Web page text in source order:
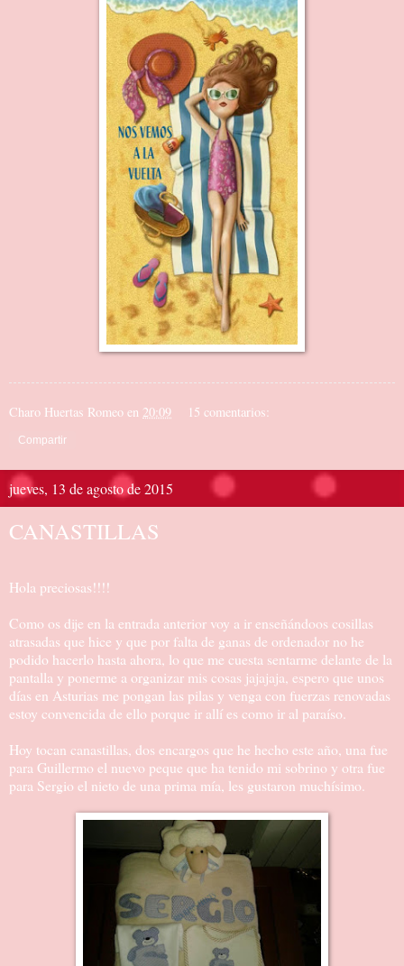
Charo Huertas Romeo en 20:09 15 comentarios:
Compartir
jueves, 13 de agosto de 2015
CANASTILLAS
Hola preciosas!!!!
Como os dije en la entrada anterior voy a ir enseñándoos cosillas
atrasadas que hice y que por falta de ganas de ordenador no he
podido hacerlo hasta ahora, lo que me cuesta sentarme delante de la
pantalla y ponerme a organizar mis cosas jajajaja, espero que unos
días en Asturias me pongan las pilas y venga con fuerzas renovadas
estoy convencida de ello porque ir allí es como ir al paraíso.
Hoy tocan canastillas, dos encargos que he hecho este año, una fue
para Guillermo el nuevo peque que ha tenido mi sobrino y otra fue
para Sergio el nieto de una prima mía, les gustaron muchísimo.